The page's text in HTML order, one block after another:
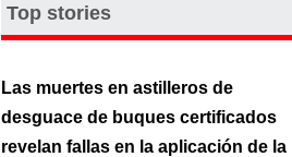
Top stories
Las muertes en astilleros de
desguace de buques certificados
revelan fallas en la aplicación de la